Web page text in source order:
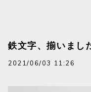
鉄文字、揃いまし
2021/06/03 11:26